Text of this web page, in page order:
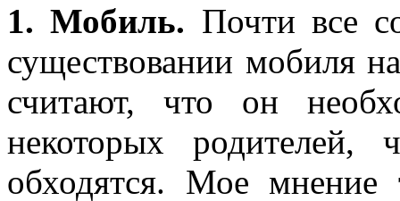
1. Мобиль. Почти все
существовании мобиля
считают, что он
некоторых родителей,
обходятся. Мое мнение